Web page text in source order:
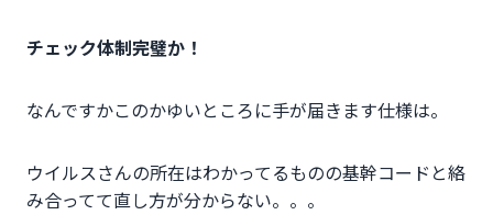
チェック体制完璧か！
なんですかこのかゆいところに手が届きます仕様は。
ウイルスさんの所在はわかってるものの基幹コードと絡
み合ってて直し方が分からない。。。